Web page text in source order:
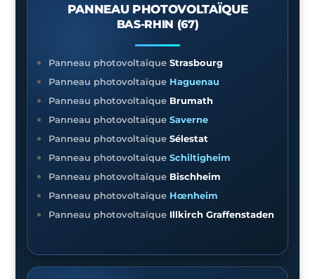
PANNEAU PHOTOVOLTAÏQUE
BAS-RHIN (67)
Panneau photovoltaïqueStrasbourg
Panneau photovoltaïque Haguenau
Panneau photovoltaïque Brumath
Panneau photovoltaïqueSaverne
Panneau photovoltaïqueSélestat
Panneau photovoltaïqueSchiltigheim
Panneau photovoltaïque Bischheim
Panneau photovoltaïque Hœnheim
Panneau photovoltaïque Illkirch Graffenstaden